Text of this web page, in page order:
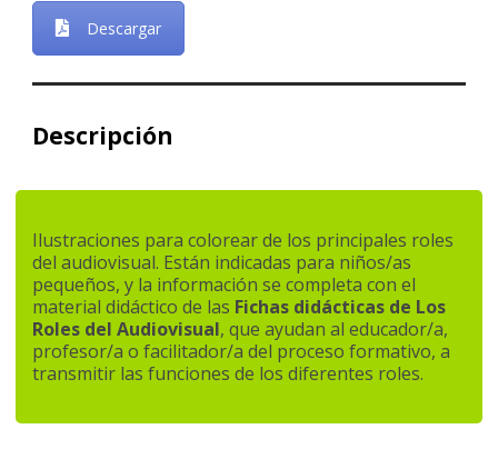
Descargar
Descripción
Ilustraciones para colorear de los principales roles
del audiovisual. Están indicadas para niños/as
pequeños, y la información se completa con el
material didáctico de las Fichas didácticas de Los
Roles del Audiovisual, que ayudan al educador/a,
profesor/a o facilitador/a del proceso formativo, a
transmitir las funciones de los diferentes roles.